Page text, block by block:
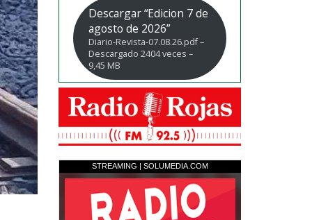
Descargar “Edicion 7 de
agosto de 2026”
Diario-Revista-07.08.26.pdf –
Descargado 2404 veces –
9,45 MB